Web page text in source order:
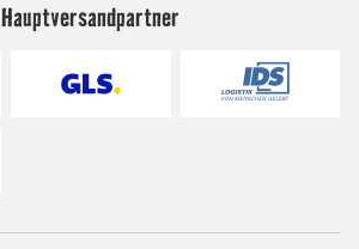
Hauptversandpartner